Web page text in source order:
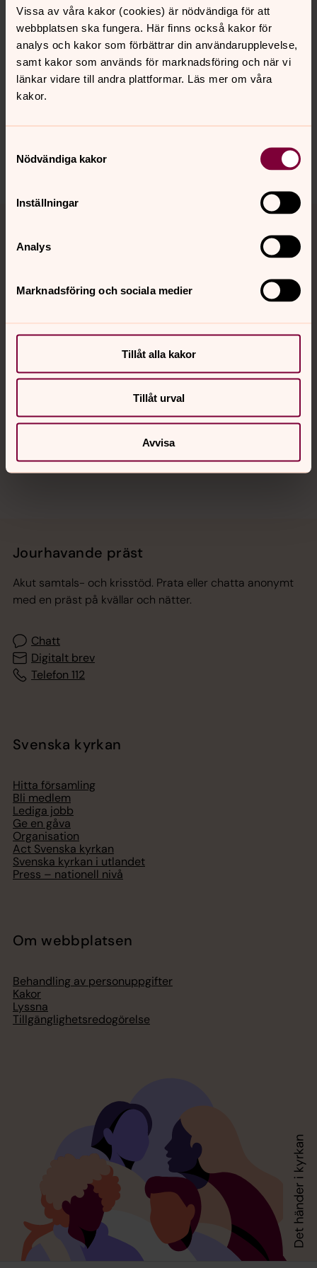
Vissa av våra kakor (cookies) är nödvändiga för att
webbplatsen ska fungera. Här finns också kakor för
analys och kakor som förbättrar din användarupplevelse,
samt kakor som används för marknadsföring och när vi
länkar vidare till andra plattformar. Läs mer om våra
kakor.
Nödvändiga kakor
Inställningar
Analys
Marknadsföring och sociala medier
Tillåt alla kakor
Tillåt urval
Avvisa
Senast ändrad 18 mars 2022
Synpunkter eller frågor på sidans
innehåll?
Tillbaka till toppen
Tillbaka till innehållet
Kalender
Jourhavande präst
Akut samtals- och krisstöd. Prata eller chatta anonymt
med en präst på kvällar och nätter.
Chatt
Digitalt brev
Telefon 112
Svenska kyrkan
Hitta församling
Bli medlem
Lediga jobb
Ge en gåva
Organisation
Act Svenska kyrkan
Svenska kyrkan i utlandet
Press – nationell nivå
Om webbplatsen
Behandling av personuppgifter
Kakor
Lyssna
Tillgänglighetsredogörelse